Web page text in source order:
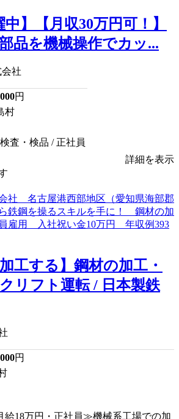
中】【月収30万円可！】
品を機械操作でカッ...
社
円
村
査・検品 / 正社員
詳細を表示
工する】鋼材の加工・
リフト運転 / 日本製鉄
円
18万円・正社員≫機械系工場での加